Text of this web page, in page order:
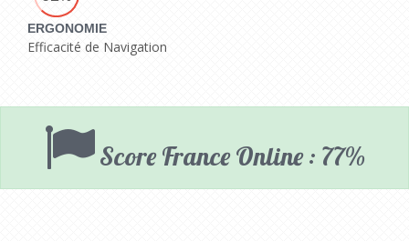
ERGONOMIE
Efficacité de Navigation
Score France Online : 77%